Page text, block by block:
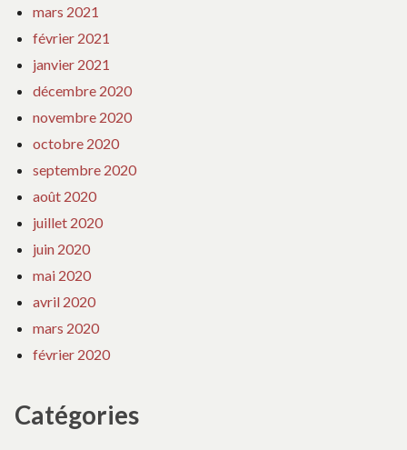
mars 2021
février 2021
janvier 2021
décembre 2020
novembre 2020
octobre 2020
septembre 2020
août 2020
juillet 2020
juin 2020
mai 2020
avril 2020
mars 2020
février 2020
Catégories